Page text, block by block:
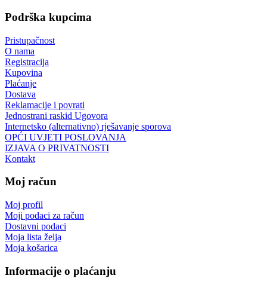
Podrška kupcima
Pristupačnost
O nama
Registracija
Kupovina
Plaćanje
Dostava
Reklamacije i povrati
Jednostrani raskid Ugovora
Internetsko (alternativno) rješavanje sporova
OPĆI UVJETI POSLOVANJA
IZJAVA O PRIVATNOSTI
Kontakt
Moj račun
Moj profil
Moji podaci za račun
Dostavni podaci
Moja lista želja
Moja košarica
Informacije o plaćanju